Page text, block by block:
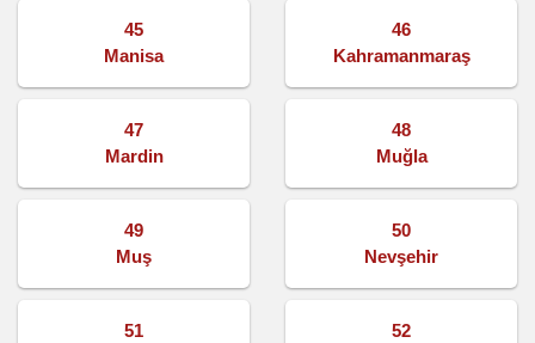
45
Manisa
46
Kahramanmaraş
47
Mardin
48
Muğla
49
Muş
50
Nevşehir
51 52